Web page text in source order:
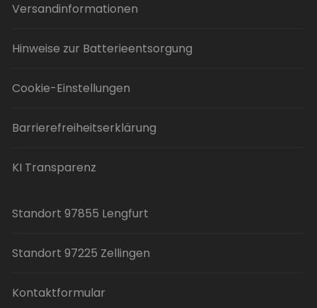
Versandinformationen
Hinweise zur Batterieentsorgung
Cookie-Einstellungen
Barrierefreiheitserklärung
KI Transparenz
Standort 97855 Lengfurt
Standort 97225 Zellingen
Kontaktformular